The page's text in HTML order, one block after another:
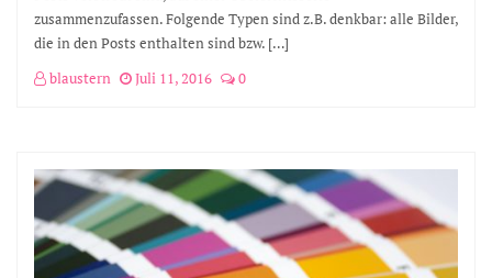
zusammenzufassen. Folgende Typen sind z.B. denkbar: alle Bilder,
die in den Posts enthalten sind bzw. […]
blaustern
Juli 11, 2016 0